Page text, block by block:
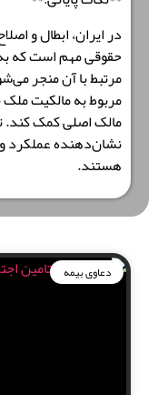
در ایران، ابطال و
حقوقی مهم است که
مرتبط با آن منجر
مربوط به مالکیت
مالک اصلی کمک کند.
نشان‌دهنده عملکرد
هستند.
دعاوی بیمه